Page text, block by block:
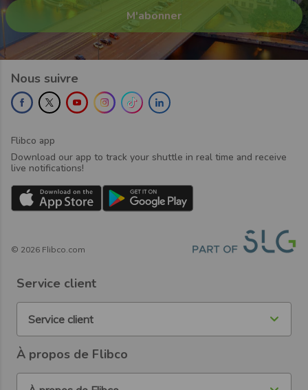
Nous suivre
Flibco app
Download our app to track your shuttle in real time and receive
live notifications!
© 2026 Flibco.com
Service client
Service client
À propos de Flibco